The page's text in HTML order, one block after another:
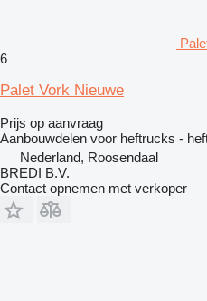
6
Palet Vork Nieuwe
Prijs op aanvraag
Aanbouwdelen voor heftrucks -
Nederland, Roosendaal
BREDI B.V.
Contact opnemen met verkoper